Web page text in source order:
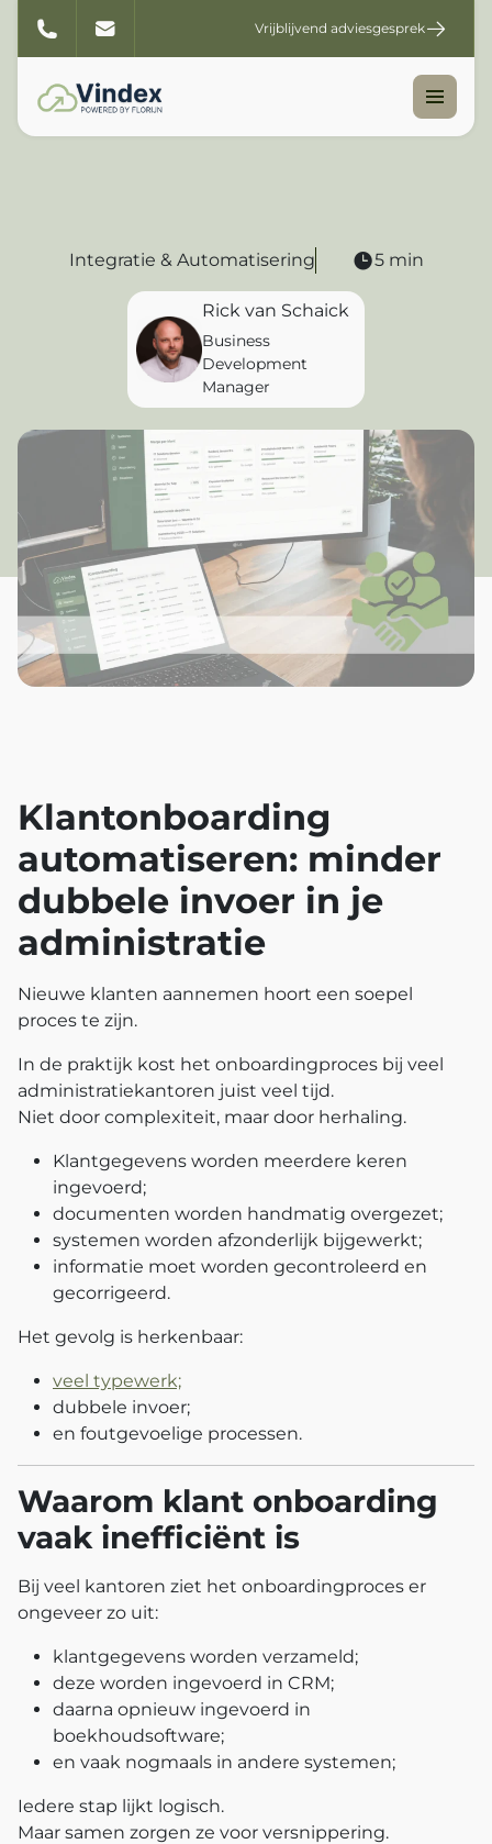
Vrijblijvend adviesgesprek
Integratie & Automatisering 5 min
Rick van Schaick
Business
Development
Manager
Klantonboarding
automatiseren: minder
dubbele invoer in je
administratie
Nieuwe klanten aannemen hoort een soepel
proces te zijn.
In de praktijk kost het onboardingproces bij veel
administratiekantoren juist veel tijd.
Niet door complexiteit, maar door herhaling.
Klantgegevens worden meerdere keren
ingevoerd;
documenten worden handmatig overgezet;
systemen worden afzonderlijk bijgewerkt;
informatie moet worden gecontroleerd en
gecorrigeerd.
Het gevolg is herkenbaar:
veel typewerk;
dubbele invoer;
en foutgevoelige processen.
Waarom klant onboarding
vaak inefficiënt is
Bij veel kantoren ziet het onboardingproces er
ongeveer zo uit:
klantgegevens worden verzameld;
deze worden ingevoerd in CRM;
daarna opnieuw ingevoerd in
boekhoudsoftware;
en vaak nogmaals in andere systemen;
Iedere stap lijkt logisch.
Maar samen zorgen ze voor versnippering.